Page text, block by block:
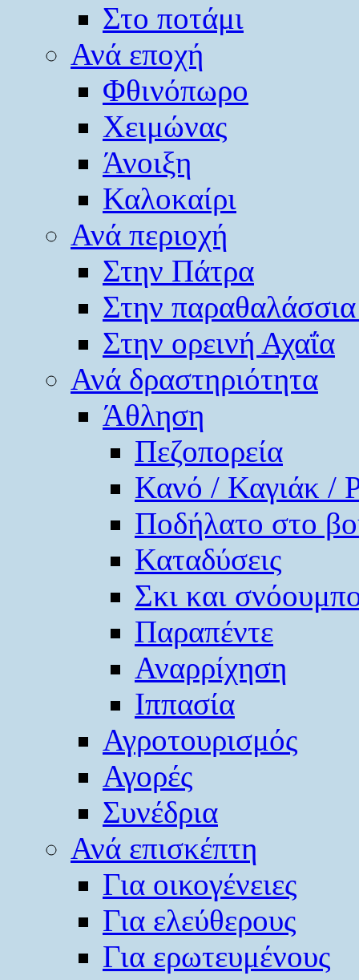
Στο ποτάμι
Ανά εποχή
Φθινόπωρο
Χειμώνας
Άνοιξη
Καλοκαίρι
Ανά περιοχή
Στην Πάτρα
Στην
Στην ορεινή Αχαΐα
Ανά δραστηριότητα
Άθληση
Πεζοπορεία
Κανό / Καγιάκ /
Ποδήλατο στο
Καταδύσεις
Σκι και
Παραπέντε
Αναρρίχηση
Ιππασία
Αγροτουρισμός
Αγορές
Συνέδρια
Ανά επισκέπτη
Για οικογένειες
Για ελεύθερους
Για ερωτευμένους